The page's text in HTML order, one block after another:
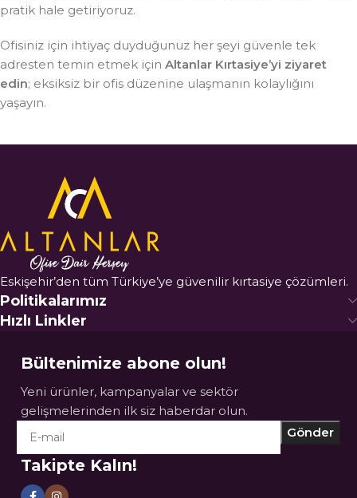
pratik hale getiriyoruz.
Ofisiniz için ihtiyaç duyduğunuz her şeyi güvenle tek
adresten temin etmek için Altanlar Kırtasiye’yi ziyaret
edin; eksiksiz bir ofis düzenine ulaşmanın kolaylığını
yaşayın.
Eskişehir’den tüm Türkiye’ye güvenilir kırtasiye çözümleri.
Politikalarımız
Hızlı Linkler
Bültenimize abone olun!
Yeni ürünler, kampanyalar ve sektör
gelişmelerinden ilk siz haberdar olun.
Takipte Kalın!